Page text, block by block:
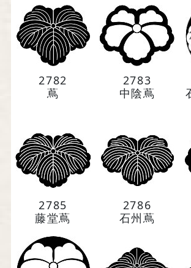
Service
Gallery
Our Story
お問い合わせ
English
馬場染工業株式会社
〒604-8242 京都府京都
西洞院通三条下ル柳水町
2782
蔦
2783
中陰蔦
2785
藤堂蔦
2786
石州蔦